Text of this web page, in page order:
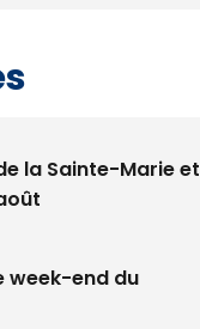
la Sainte-Marie et
week-end du